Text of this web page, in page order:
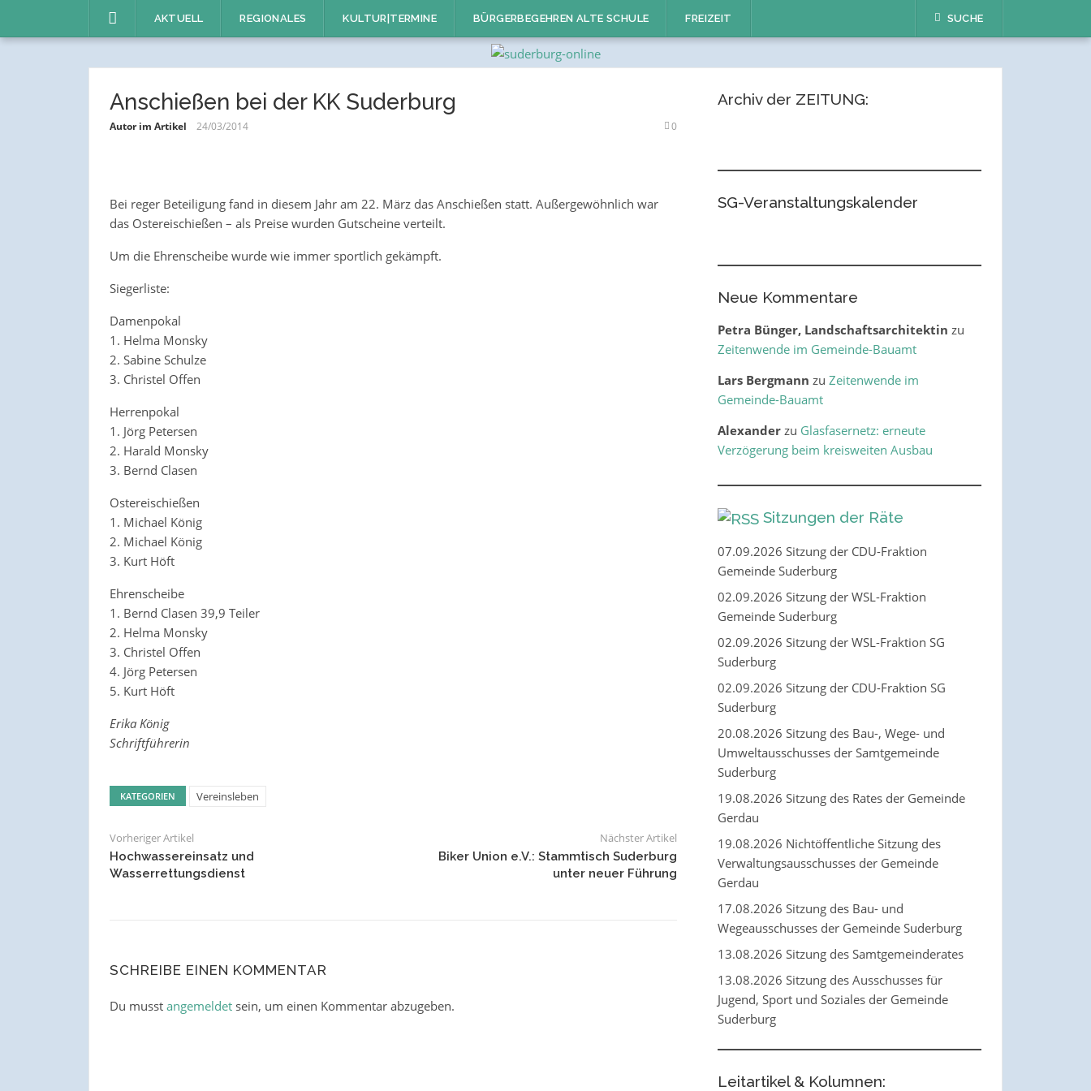
AKTUELL REGIONALES KULTUR|TERMINE BÜRGERBEGEHREN ALTE SCHULE FREIZEIT SUCHE
Anschießen bei der KK Suderburg
Autor im Artikel 24/03/2014 0
Bei reger Beteiligung fand in diesem Jahr am 22. März das Anschießen statt. Außergewöhnlich war
das Ostereischießen – als Preise wurden Gutscheine verteilt.
Um die Ehrenscheibe wurde wie immer sportlich gekämpft.
Siegerliste:
Damenpokal
1. Helma Monsky
2. Sabine Schulze
3. Christel Offen
Herrenpokal
1. Jörg Petersen
2. Harald Monsky
3. Bernd Clasen
Ostereischießen
1. Michael König
2. Michael König
3. Kurt Höft
Ehrenscheibe
1. Bernd Clasen 39,9 Teiler
2. Helma Monsky
3. Christel Offen
4. Jörg Petersen
5. Kurt Höft
Erika König
Schriftführerin
KATEGORIEN Vereinsleben
Vorheriger Artikel
Hochwassereinsatz und
Wasserrettungsdienst
Nächster Artikel
Biker Union e.V.: Stammtisch Suderburg
unter neuer Führung
SCHREIBE EINEN KOMMENTAR
Du musst angemeldetsein, um einen Kommentar abzugeben.
Archiv der ZEITUNG:
SG-Veranstaltungskalender
Neue Kommentare
Petra Bünger, Landschaftsarchitektin zu
Zeitenwende im Gemeinde-Bauamt
Lars Bergmann zu Zeitenwende im
Gemeinde-Bauamt
Alexanderzu Glasfasernetz: erneute
Verzögerung beim kreisweiten Ausbau
Sitzungen der Räte
07.09.2026 Sitzung der CDU-Fraktion
Gemeinde Suderburg
02.09.2026 Sitzung der WSL-Fraktion
Gemeinde Suderburg
02.09.2026 Sitzung der WSL-Fraktion SG
Suderburg
02.09.2026 Sitzung der CDU-Fraktion SG
Suderburg
20.08.2026 Sitzung des Bau-, Wege- und
Umweltausschusses der Samtgemeinde
Suderburg
19.08.2026 Sitzung des Rates der Gemeinde
Gerdau
19.08.2026 Nichtöffentliche Sitzung des
Verwaltungsausschusses der Gemeinde
Gerdau
17.08.2026 Sitzung des Bau- und
Wegeausschusses der Gemeinde Suderburg
13.08.2026 Sitzung des Samtgemeinderates
13.08.2026 Sitzung des Ausschusses für
Jugend, Sport und Soziales der Gemeinde
Suderburg
Leitartikel & Kolumnen: